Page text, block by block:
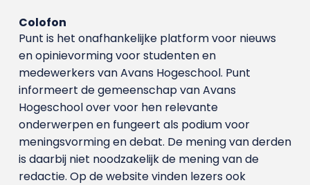
Colofon
Punt is het onafhankelijke platform voor nieuws
en opinievorming voor studenten en
medewerkers van Avans Hoge­school. Punt
informeert de gemeenschap van Avans
Hogeschool over voor hen relevante
onderwerpen en fungeert als podium voor
meningsvorming en debat. De mening van derden
is daarbij niet noodzakelijk de mening van de
redactie. Op de website vinden lezers ook